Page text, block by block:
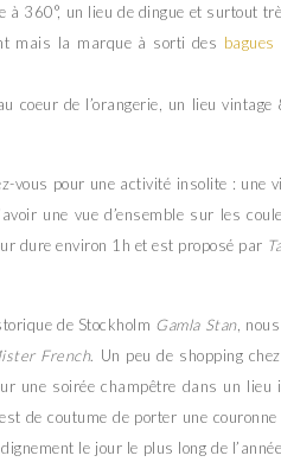
360°, un lieu de dingue et surtout
mais la marque à sorti des bagues
coeur de l’orangerie, un lieu
vous pour une activité insolite : une
une vue d’ensemble sur les
dure environ 1h et est proposé par
de Stockholm Gamla Stan,
French. Un peu de shopping chez
une soirée champêtre dans un lieu
de coutume de porter une
le jour le plus long de